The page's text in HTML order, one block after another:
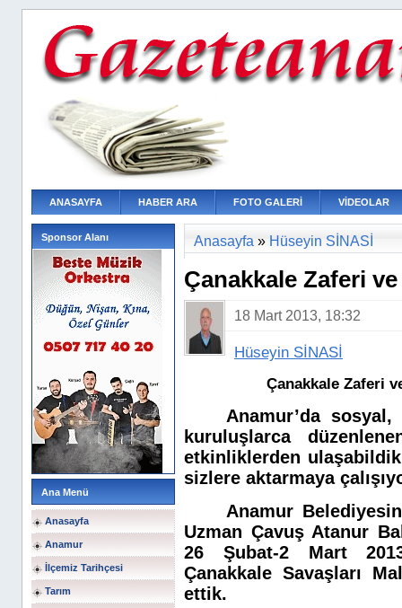
ANASAYFA HABER ARA FOTO GALERİ VİDEOLAR
Sponsor Alanı
Ana Menü
Anasayfa
Anamur
İlçemiz Tarihçesi
Tarım
Anasayfa » Hüseyin SİNASİ
Çanakkale Zaferi
18 Mart 2013, 18:32
Hüseyin SİNASİ
Çanakkale Zaferi
Anamur’da
kuruluşlarca
etkinliklerden
sizlere aktarmaya
Anamur
Uzman Çavuş Atanur
26 Şubat-2 Mart
Çanakkale Savaşları
ettik.